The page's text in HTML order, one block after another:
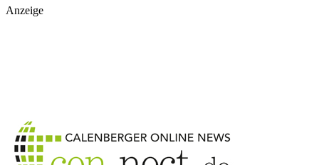
Anzeige